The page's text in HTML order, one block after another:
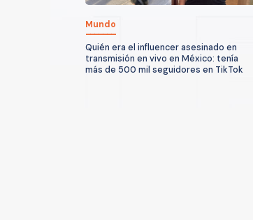
Mundo
Quién era el influencer asesinado en
transmisión en vivo en México: tenía
más de 500 mil seguidores en TikTok